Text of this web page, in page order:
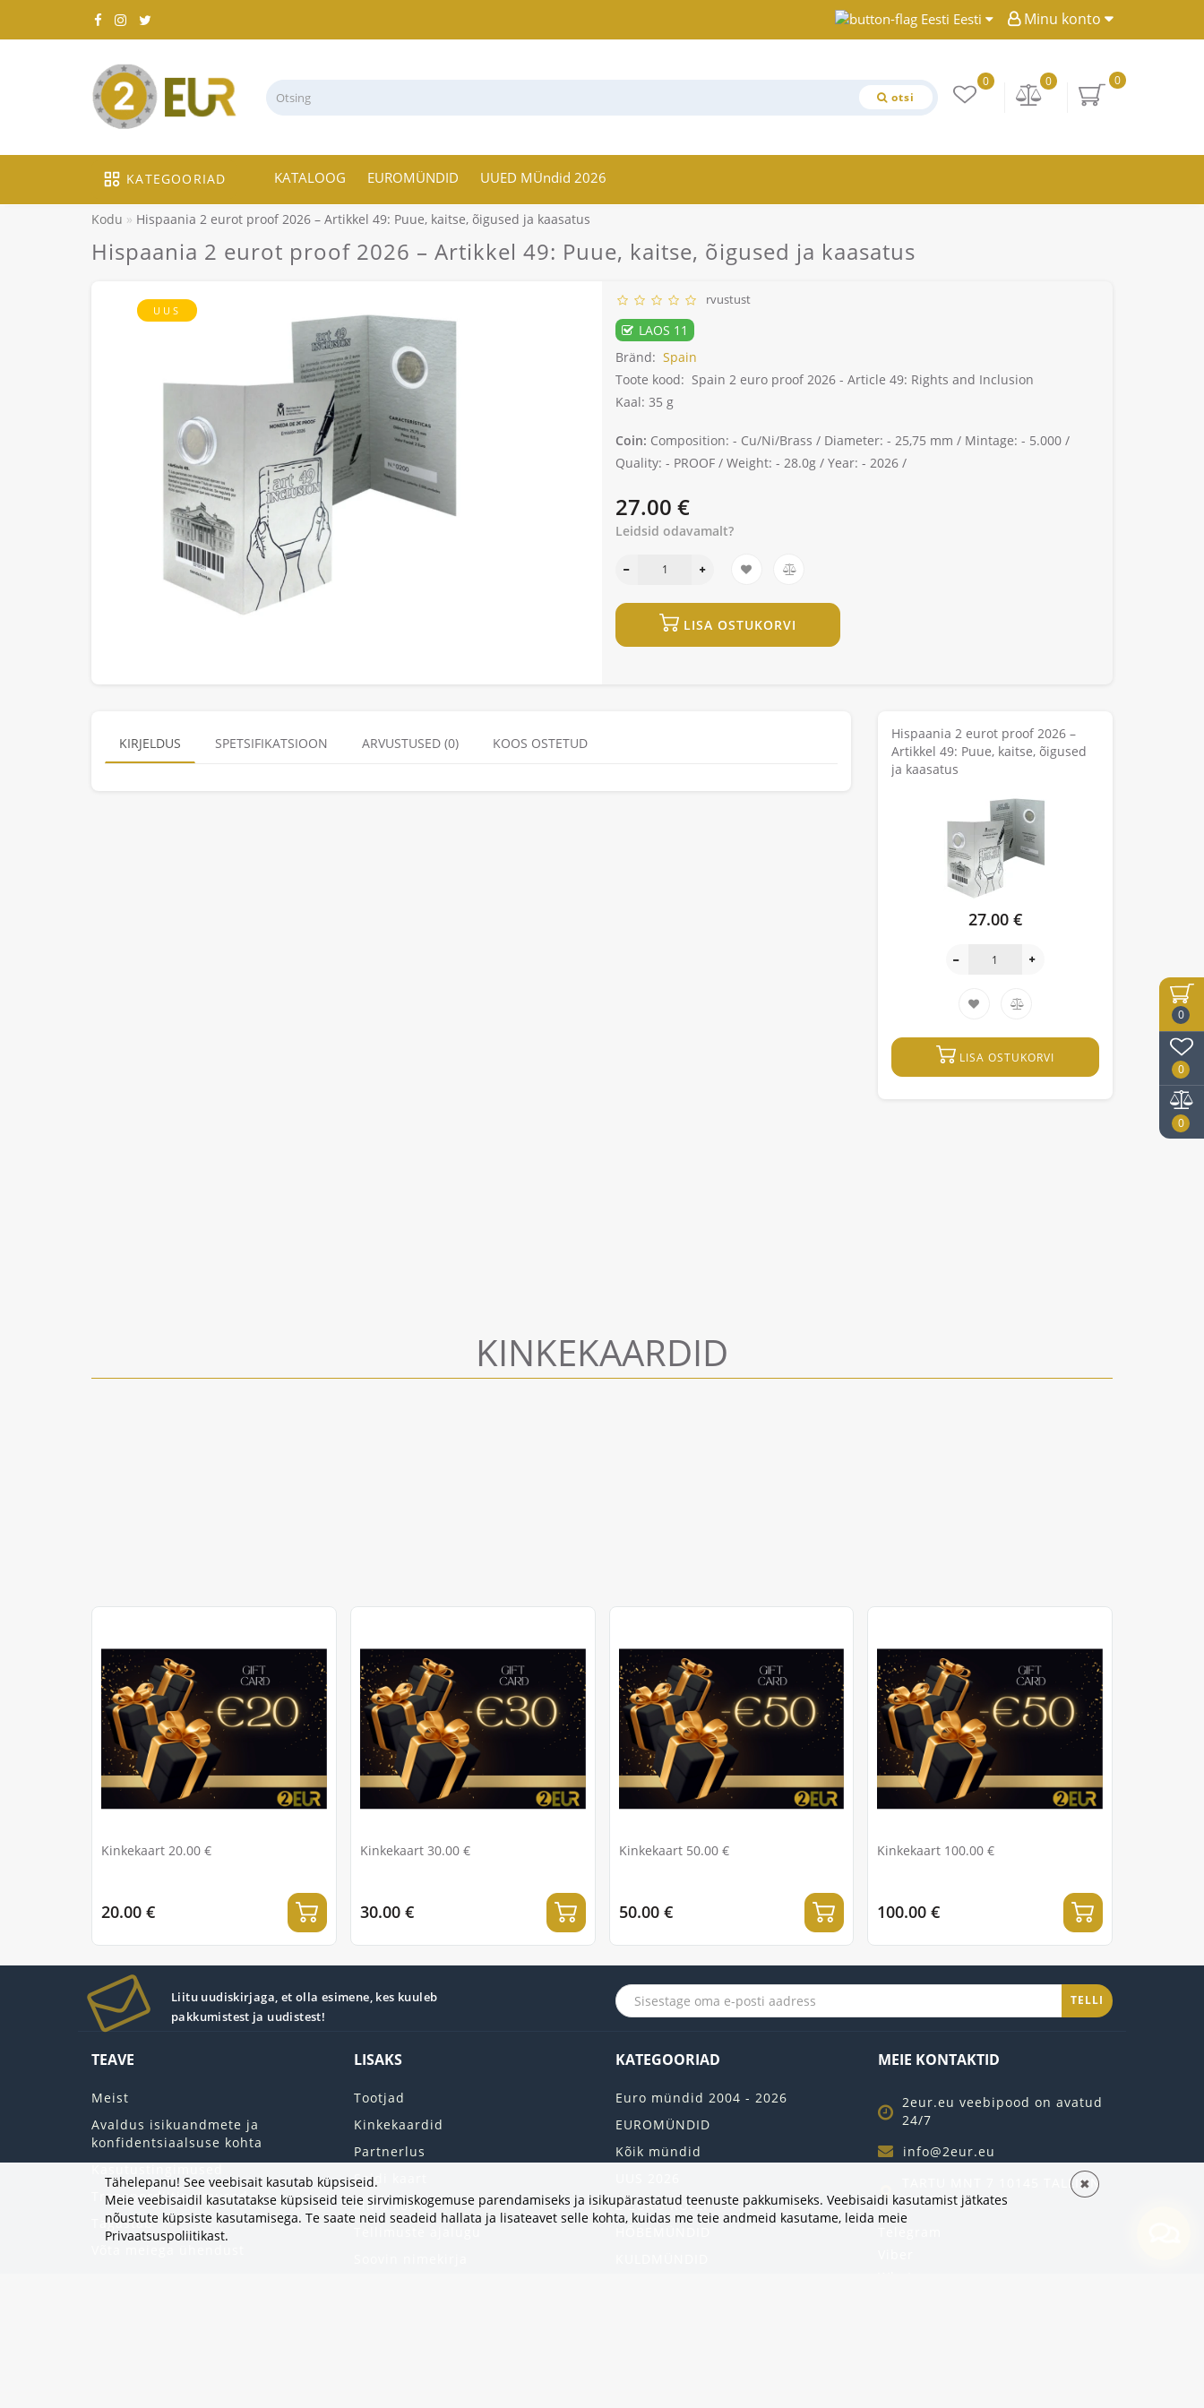
0
0
0
Minu konto
Eesti
otsi
0
0
0
KATEGOORIAD KATALOOG EUROMÜNDID UUED MÜndid 2026
Kodu Hispaania 2 eurot proof 2026 – Artikkel 49: Puue, kaitse, õigused ja kaasatus
Hispaania 2 eurot proof 2026 – Artikkel 49: Puue, kaitse, õigused ja kaasatus
UUS
rvustust
LAOS 11
Bränd: Spain
Toote kood: Spain 2 euro proof 2026 - Article 49: Rights and Inclusion
Kaal: 35 g
Coin: Composition: - Cu/Ni/Brass / Diameter: - 25,75 mm / Mintage: - 5.000 /
Quality: - PROOF / Weight: - 28.0g / Year: - 2026 /
27.00 €
Leidsid odavamalt?
LISA OSTUKORVI
KIRJELDUS SPETSIFIKATSIOON ARVUSTUSED (0) KOOS OSTETUD
Hispaania 2 eurot proof 2026 –
Artikkel 49: Puue, kaitse, õigused
ja kaasatus
27.00 €
LISA OSTUKORVI
KINKEKAARDID
Kinkekaart 20.00 €
20.00 €
Kinkekaart 30.00 €
30.00 €
Kinkekaart 50.00 €
50.00 €
Kinkekaart 100.00 €
100.00 €
Liitu uudiskirjaga, et olla esimene, kes kuuleb
pakkumistest ja uudistest!
TELLI
TEAVE
Meist
Avaldus isikuandmete ja
konfidentsiaalsuse kohta
Transpordi tingimused
Tagastab
LISAKS
Tootjad
Kinkekaardid
Partnerlus
Saidi kaart
Minu konto
KATEGOORIAD
Euro mündid 2004 - 2026
EUROMÜNDID
Kõik mündid
2 EURO RULLI
MEIE KONTAKTID
2eur.eu veebipood on avatud
24/7
info@2eur.eu
TARTU MNT 7 10145 TALLINN
ESTONIA
Tähelepanu! See veebisait kasutab küpsiseid.
Meie veebisaidil kasutatakse küpsiseid teie sirvimiskogemuse parendamiseks ja isikupärastatud teenuste pakkumiseks. Veebisaidi kasutamist jätkates
nõustute küpsiste kasutamisega. Te saate neid seadeid hallata ja lisateavet selle kohta, kuidas me teie andmeid kasutame, leida meie
Privaatsuspoliitikast.
✖